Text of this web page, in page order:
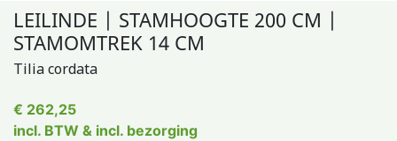
LEILINDE | STAMHOOGTE 200 CM |
STAMOMTREK 14 CM
Tilia cordata
€ 262,25
incl. BTW & incl. bezorging